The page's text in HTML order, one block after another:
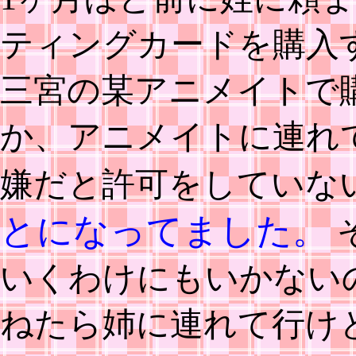
ティングカードを購入
三宮の某アニメイトで
か、アニメイトに連れ
嫌だと許可をしていな
とになってました。
いくわけにもいかない
ねたら姉に連れて行け